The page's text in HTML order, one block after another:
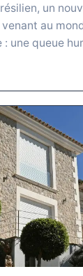
un
au
: une queue